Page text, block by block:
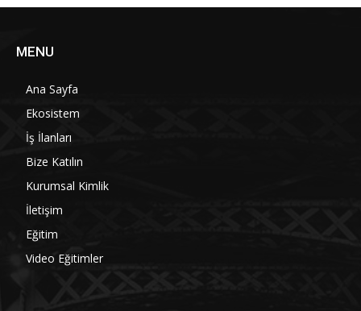
MENU
Ana Sayfa
Ekosistem
İş İlanları
Bize Katılın
Kurumsal Kimlik
İletişim
Eğitim
Video Eğitimler